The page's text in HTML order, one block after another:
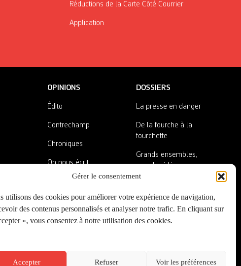
Gérer le consentement
utilisons des cookies pour améliorer votre expérience de navigation,
des contenus personnalisés et analyser notre trafic. En cliquant sur
», vous consentez à notre utilisation des cookies.
Accepter Refuser Voir les préférences
Réductions de la Carte Côté Courrier
Application
OPINIONS
Édito
Contrechamp
Chroniques
On nous écrit
A côté de la plaque
DOSSIERS
La presse en danger
De la fourche à la
fourchette
Grands ensembles,
grandes idées